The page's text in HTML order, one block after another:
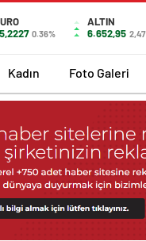
0.36%
ALTIN
6.652,95 2,47
Kadın Foto Galeri